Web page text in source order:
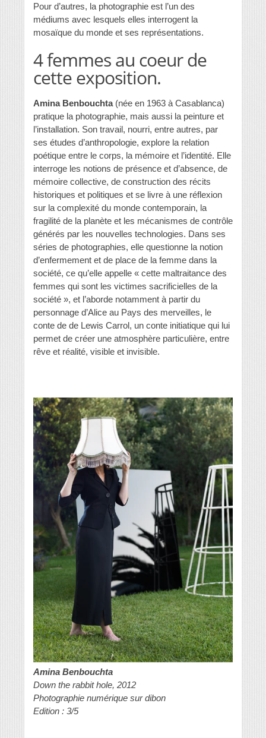
Pour d’autres, la photographie est l’un des
médiums avec lesquels elles interrogent la
mosaïque du monde et ses représentations.
4 femmes au coeur de
cette exposition.
Amina Benbouchta(née en 1963 à Casablanca)
pratique la photographie, mais aussi la peinture et
l’installation. Son travail, nourri, entre autres, par
ses études d’anthropologie, explore la relation
poétique entre le corps, la mémoire et l’identité. Elle
interroge les notions de présence et d’absence, de
mémoire collective, de construction des récits
historiques et politiques et se livre à une réflexion
sur la complexité du monde contemporain, la
fragilité de la planète et les mécanismes de contrôle
générés par les nouvelles technologies. Dans ses
séries de photographies, elle questionne la notion
d’enfermement et de place de la femme dans la
société, ce qu’elle appelle « cette maltraitance des
femmes qui sont les victimes sacrificielles de la
société », et l’aborde notamment à partir du
personnage d’Alice au Pays des merveilles, le
conte de de Lewis Carrol, un conte initiatique qui lui
permet de créer une atmosphère particulière, entre
rêve et réalité, visible et invisible.
Amina Benbouchta
Down the rabbit hole, 2012
Photographie numérique sur dibon
Edition : 3/5